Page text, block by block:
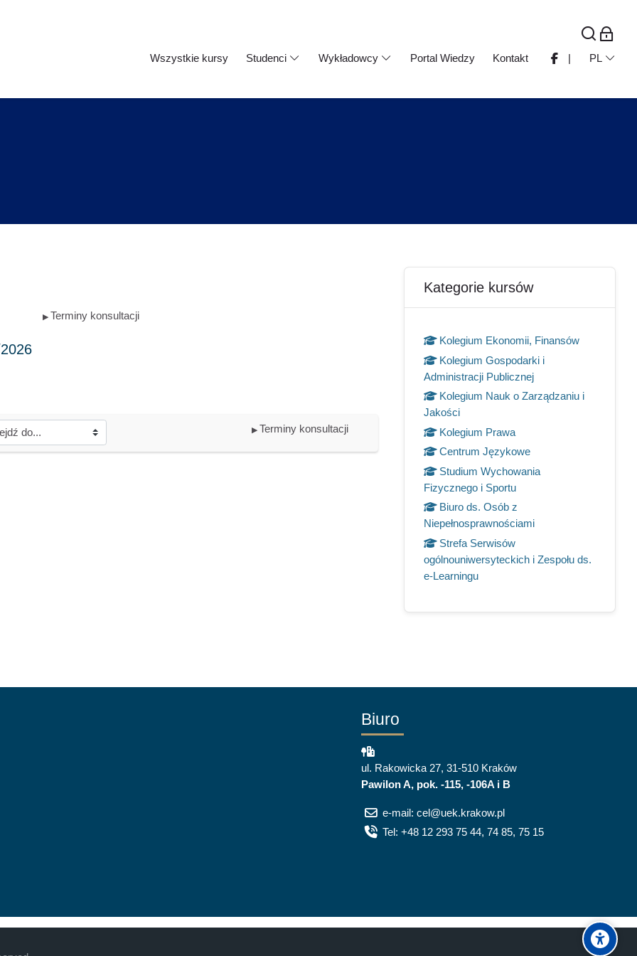
Wszystkie kursy Studenci Wykładowcy Portal Wiedzy Kontakt | PL
▶︎ Terminy konsultacji
▶︎ Terminy konsultacji
Bloki
Kategorie kursów
Kolegium Ekonomii, Finansów
Kolegium Gospodarki i
Administracji Publicznej
Kolegium Nauk o Zarządzaniu i
Jakości
Kolegium Prawa
Centrum Językowe
Studium Wychowania
Fizycznego i Sportu
Biuro ds. Osób z
Niepełnosprawnościami
Strefa Serwisów
ogólnouniwersyteckich i Zespołu ds.
e-Learningu
Biuro
ul. Rakowicka 27, 31-510 Kraków
Pawilon A, pok. -115, -106A i B
e-mail: cel@uek.krakow.pl
Tel: +48 12 293 75 44, 74 85, 75 15